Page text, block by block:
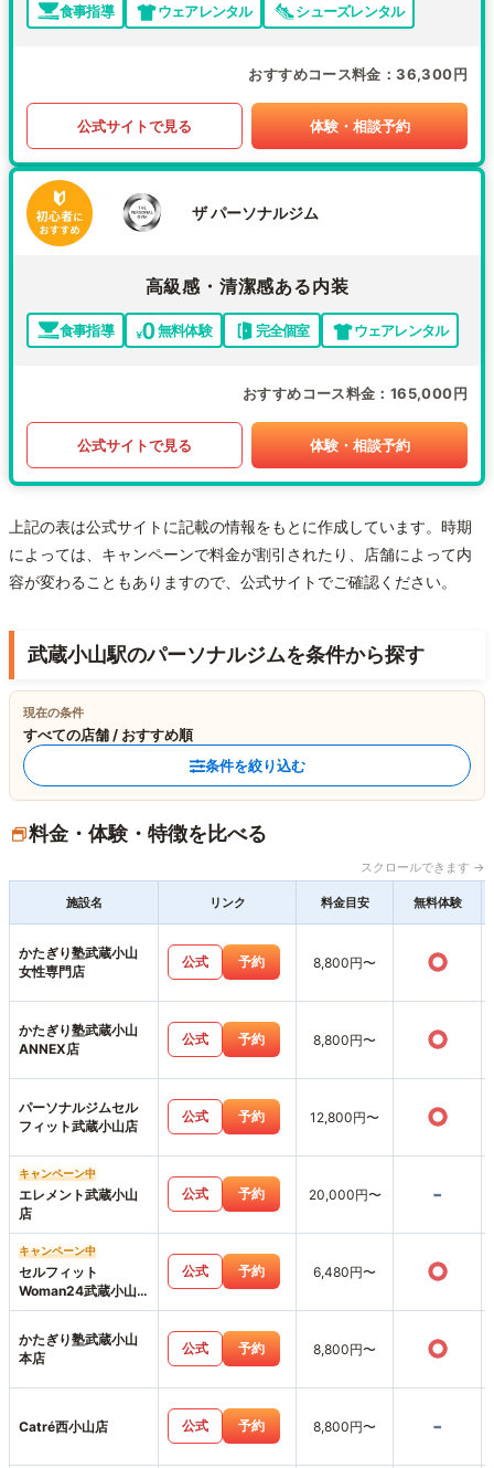
食事指導 ウェアレンタル シューズレンタル
おすすめコース料金 36,300円
公式サイトで見る 体験・相談予約
ザ パーソナルジム
高級感・清潔感ある内装
食事指導 無料体験 完全個室 ウェアレンタル
おすすめコース料金 165,000円
公式サイトで見る 体験・相談予約
上記の表は公式サイトに記載の情報をもとに作成しています。時期
によっては、キャンペーンで料金が割引されたり、店舗によって内
容が変わることもありますので、公式サイトでご確認ください。
武蔵小山駅のパーソナルジムを条件から探す
現在の条件
すべての店舗 / おすすめ順
条件を絞り込む
料金・体験・特徴を比べる
スクロールできます →
施設名 リンク 料金目安 無料体験
かたぎり塾武蔵小山
女性専門店
公式 予約 8,800円〜 ○
かたぎり塾武蔵小山
ANNEX店
公式 予約 8,800円〜 ○
パーソナルジムセル
フィット武蔵小山店
公式 予約 12,800円〜 ○
キャンペーン中
エレメント武蔵小山
店
公式 予約 20,000円〜 -
キャンペーン中
セルフィット
Woman24武蔵小山
店
公式 予約 6,480円〜 ○
かたぎり塾武蔵小山
本店
公式 予約 8,800円〜 ○
Catré西小山店 公式 予約 8,800円〜 -